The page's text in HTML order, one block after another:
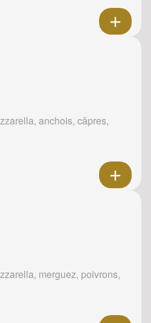
anchois, câpres,
merguez, poivrons,